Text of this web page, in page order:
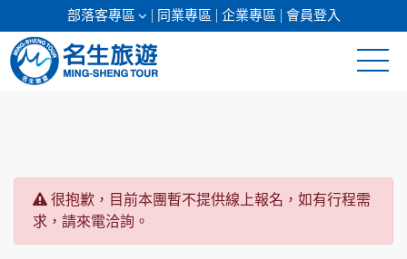
部落客專區 同業專區 企業專區 會員登入
郵輪假期
海島假期
很抱歉，目前本團暫不提供線上報名，如有行程需
求，請來電洽詢。